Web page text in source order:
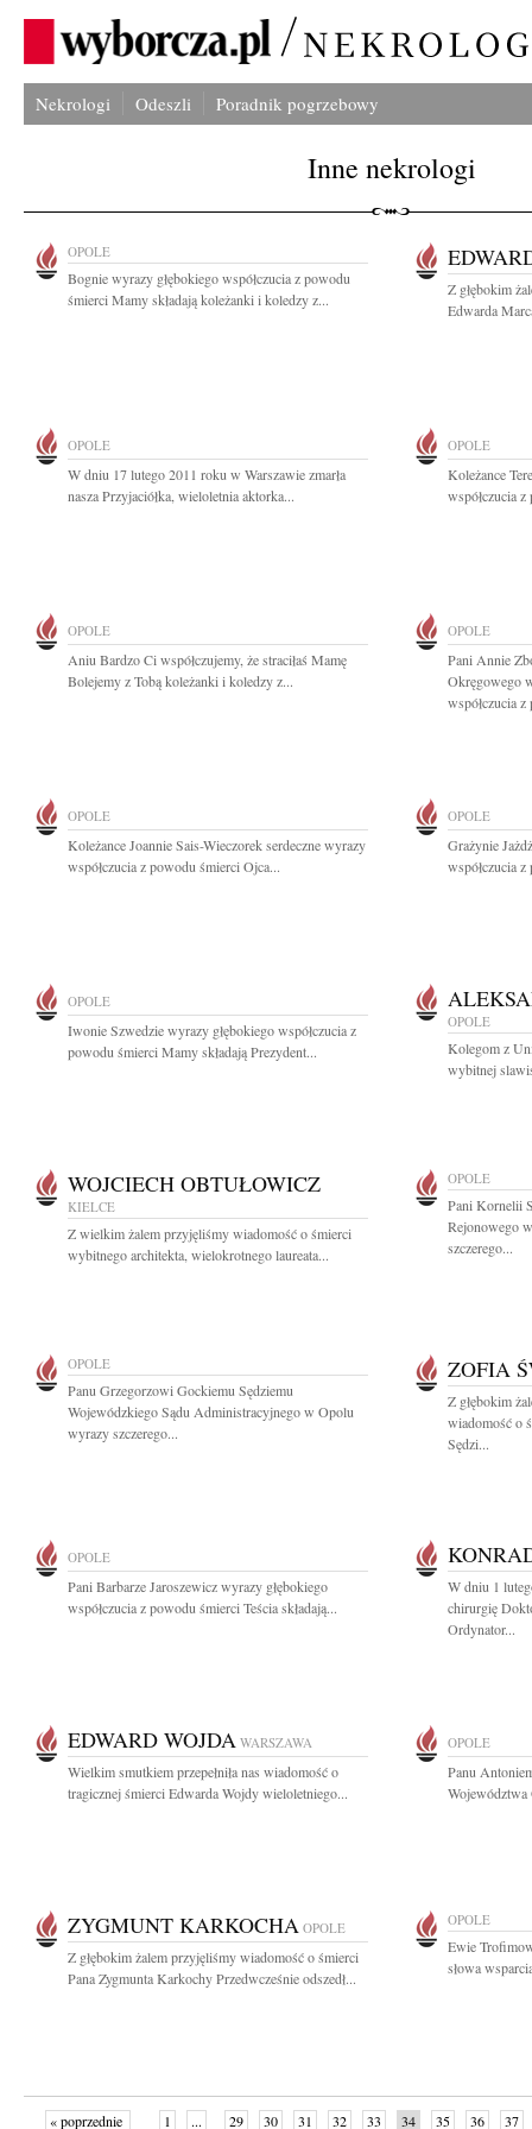
Nekrologi Odeszli Poradnik pogrzebowy
Inne nekrologi
OPOLE
Bognie wyrazy głębokiego współczucia z powodu
śmierci Mamy składają koleżanki i koledzy z...
Z głębokim
Edwarda
OPOLE
W dniu 17 lutego 2011 roku w Warszawie zmarła
nasza Przyjaciółka, wieloletnia aktorka...
OPOLE
Koleżance
współczucia
OPOLE
Aniu Bardzo Ci współczujemy, że straciłaś Mamę
Bolejemy z Tobą koleżanki i koledzy z...
OPOLE
Pani Annie
Okręgowego
współczucia
OPOLE
Koleżance Joannie Sais-Wieczorek serdeczne wyrazy
współczucia z powodu śmierci Ojca...
OPOLE
Grażynie
współczucia
OPOLE
Iwonie Szwedzie wyrazy głębokiego współczucia z
powodu śmierci Mamy składają Prezydent...
OPOLE
Kolegom z
wybitnej
WOJCIECH OBTUŁOWICZ
KIELCE
Z wielkim żalem przyjęliśmy wiadomość o śmierci
wybitnego architekta, wielokrotnego laureata...
OPOLE
Pani Kornelii
Rejonowego
szczerego...
OPOLE
Panu Grzegorzowi Gockiemu Sędziemu
Wojewódzkiego Sądu Administracyjnego w Opolu
wyrazy szczerego...
ZOFIA
Z głębokim
wiadomość o
Sędzi...
OPOLE
Pani Barbarze Jaroszewicz wyrazy głębokiego
współczucia z powodu śmierci Teścia składają...
W dniu 1
chirurgię
Ordynator...
EDWARD WOJDA WARSZAWA
Wielkim smutkiem przepełniła nas wiadomość o
tragicznej śmierci Edwarda Wojdy wieloletniego...
OPOLE
Panu
Województwa
ZYGMUNT KARKOCHA OPOLE
Z głębokim żalem przyjęliśmy wiadomość o śmierci
Pana Zygmunta Karkochy Przedwcześnie odszedł...
OPOLE
Ewie
słowa
« poprzednie 1 ... 29 30 31 32 33 34 35 36 37